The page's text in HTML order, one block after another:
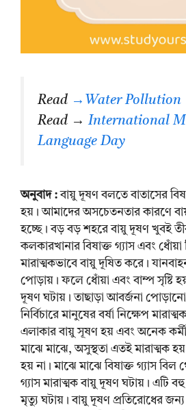
Read →Water Pollution
Read →International
Language Day
অনুবাদ :বায়ু দূষণ বলতে বাতাসের
হয়। আমাদের অসচেতনতার কারণে
হচ্ছে। বড় বড় শহরে বায়ু দূষণ খুবই
কলকারখানার বিষাক্ত গ্যাস এবং ধোঁয়া
মারাত্মকভাবে বায়ু দূষিত করে।
পোড়ায়। ফলে ধোঁয়া এবং বাম্প সৃষ্টি হয়
দূষণ ঘটায়। তাছাড়া আবর্জনা
নির্বিচারে মানুষের বর্ষা নিক্ষেপ
এলাকার বায়ু সূষণ হয় এবং অনেক
মাঝে মাঝে, অসুস্থতা এতই মারাত্মক
হয় না। মাঝে মাঝে বিষাক্ত গ্যাস বিল
গ্যাস মারাত্মক বায়ু দূষণ ঘটায়। এটি
মৃত্যু ঘটায়। বায়ু দূষণ প্রতিরোধের